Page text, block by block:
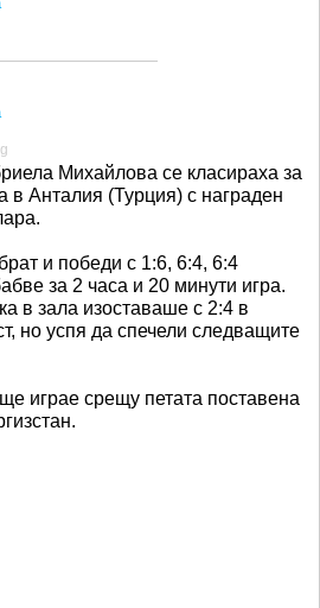
Михайлова се класираха за
в Анталия (Турция) с награден
и победи с 1:6, 6:4, 6:4
за 2 часа и 20 минути игра.
в зала изоставаше с 2:4 в
но успя да спечели следващите
играе срещу петата поставена